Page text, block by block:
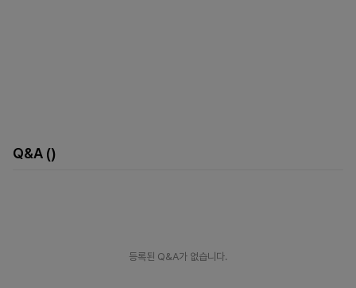
Q&A ()
등록된 Q&A가 없습니다.